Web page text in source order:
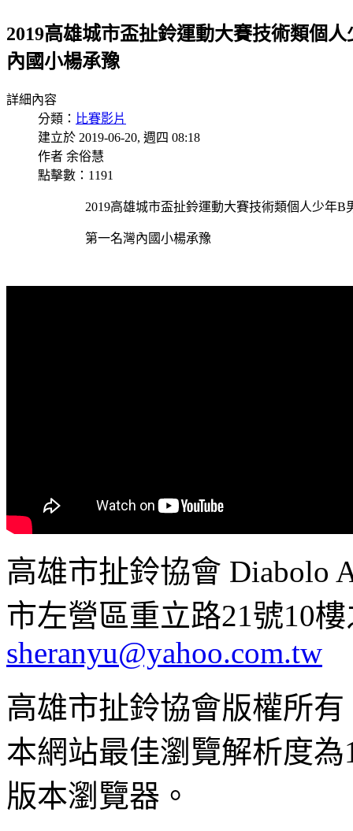
2019高雄城市盃扯鈴運動大賽技術類個
內國小楊承豫
詳細內容
分類： 比賽影片
建立於 2019-06-20, 週四 08:18
作者 余俗慧
點擊數：1191
2019高雄城市盃扯鈴運動大賽技術類個人少年B
第一名灣內國小楊承豫
高雄市扯鈴協會 Diabolo
市左營區重立路21號10
sheranyu@yahoo.com.tw
高雄市扯鈴協會版權所
本網站最佳瀏覽解析度
版本瀏覽器。